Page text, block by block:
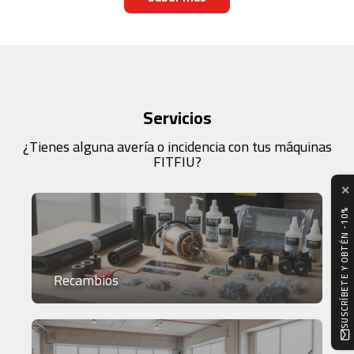
e
r
M
C
5
0
0
Servicios
¿Tienes alguna avería o incidencia con tus máquinas
FITFIU?
Recambios
✕
SUSCRÍBETE Y OBTÉN -10%